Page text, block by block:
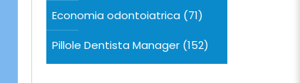
Economia odontoiatrica (71)
Pillole Dentista Manager (152)